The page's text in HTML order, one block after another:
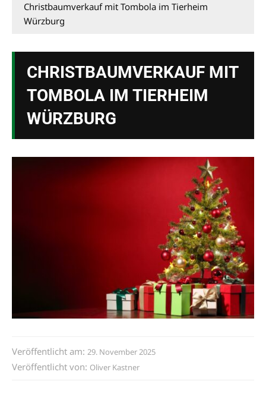
Christbaumverkauf mit Tombola im Tierheim
Würzburg
CHRISTBAUMVERKAUF MIT
TOMBOLA IM TIERHEIM
WÜRZBURG
Veröffentlicht am: 29. November 2025
Veröffentlicht von: Oliver Kastner